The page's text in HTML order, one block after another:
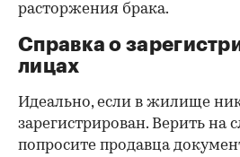
расторжения брака.
Справка о
лицах
Идеально, если в жилище
зарегистрирован. Верить на
попросите продавца